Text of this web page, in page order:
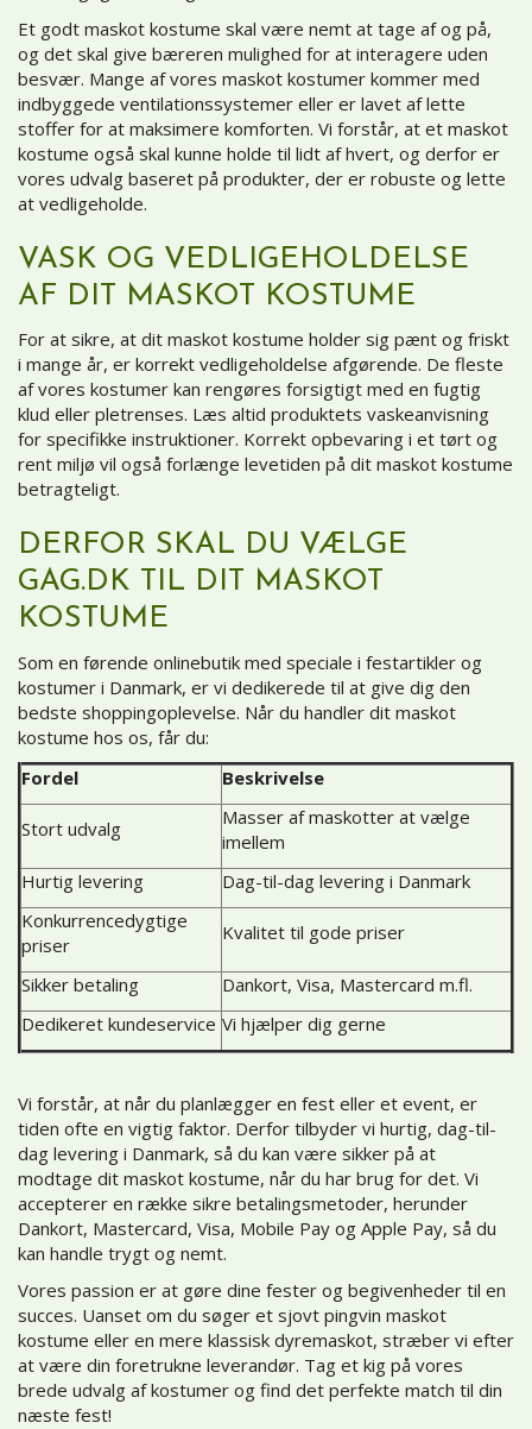
Et godt maskot kostume skal være nemt at tage af og på,
og det skal give bæreren mulighed for at interagere uden
besvær. Mange af vores maskot kostumer kommer med
indbyggede ventilationssystemer eller er lavet af lette
stoffer for at maksimere komforten. Vi forstår, at et maskot
kostume også skal kunne holde til lidt af hvert, og derfor er
vores udvalg baseret på produkter, der er robuste og lette
at vedligeholde.
VASK OG VEDLIGEHOLDELSE
AF DIT MASKOT KOSTUME
For at sikre, at dit maskot kostume holder sig pænt og friskt
i mange år, er korrekt vedligeholdelse afgørende. De fleste
af vores kostumer kan rengøres forsigtigt med en fugtig
klud eller pletrenses. Læs altid produktets vaskeanvisning
for specifikke instruktioner. Korrekt opbevaring i et tørt og
rent miljø vil også forlænge levetiden på dit maskot kostume
betragteligt.
DERFOR SKAL DU VÆLGE
GAG.DK TIL DIT MASKOT
KOSTUME
Som en førende onlinebutik med speciale i festartikler og
kostumer i Danmark, er vi dedikerede til at give dig den
bedste shoppingoplevelse. Når du handler dit maskot
kostume hos os, får du:
Fordel
Beskrivelse
Stort udvalg
Masser af maskotter at vælge
imellem
Hurtig levering
Dag-til-dag levering i Danmark
Konkurrencedygtige
priser
Kvalitet til gode priser
Sikker betaling
Dankort, Visa, Mastercard m.fl.
Dedikeret kundeservice Vi hjælper dig gerne
Vi forstår, at når du planlægger en fest eller et event, er
tiden ofte en vigtig faktor. Derfor tilbyder vi hurtig, dag-til-
dag levering i Danmark, så du kan være sikker på at
modtage dit maskot kostume, når du har brug for det. Vi
accepterer en række sikre betalingsmetoder, herunder
Dankort, Mastercard, Visa, Mobile Pay og Apple Pay, så du
kan handle trygt og nemt.
Vores passion er at gøre dine fester og begivenheder til en
succes. Uanset om du søger et sjovt pingvin maskot
kostume eller en mere klassisk dyremaskot, stræber vi efter
at være din foretrukne leverandør. Tag et kig på vores
brede udvalg af kostumer og find det perfekte match til din
næste fest!